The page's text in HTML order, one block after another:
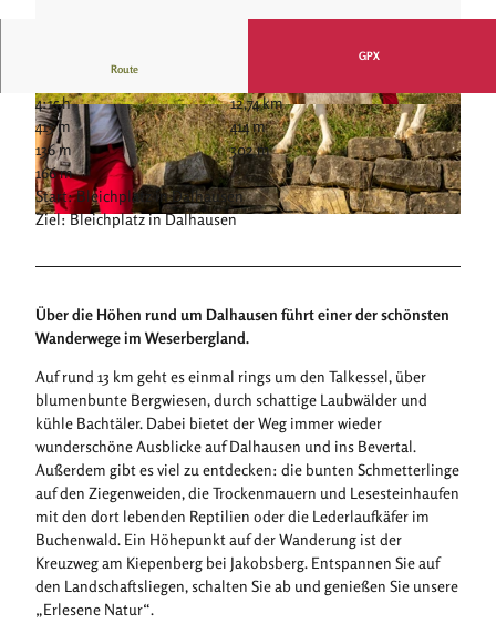
© Teutoburger Wald Tourismus, D. Ketz
© Teutoburger Wald Tourismus, D. Ketz © Teutoburger Wald Tourismus, D. Ketz
Route
GPX
4:15 h
12,74 km
413 m
414 m
136 m
302 m
166 m
Start: Bleichplatz in Dalhausen
Ziel: Bleichplatz in Dalhausen
Über die Höhen rund um Dalhausen führt einer der schönsten
Wanderwege im Weserbergland.
Auf rund 13 km geht es einmal rings um den Talkessel, über
blumenbunte Bergwiesen, durch schattige Laubwälder und
kühle Bachtäler. Dabei bietet der Weg immer wieder
wunderschöne Ausblicke auf Dalhausen und ins Bevertal.
Außerdem gibt es viel zu entdecken: die bunten Schmetterlinge
auf den Ziegenweiden, die Trockenmauern und Lesesteinhaufen
mit den dort lebenden Reptilien oder die Lederlaufkäfer im
Buchenwald. Ein Höhepunkt auf der Wanderung ist der
Kreuzweg am Kiepenberg bei Jakobsberg. Entspannen Sie auf
den Landschaftsliegen, schalten Sie ab und genießen Sie unsere
„Erlesene Natur“.